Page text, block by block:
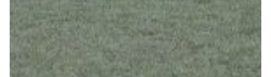
Helan x Genoa
Isolani x Genoa